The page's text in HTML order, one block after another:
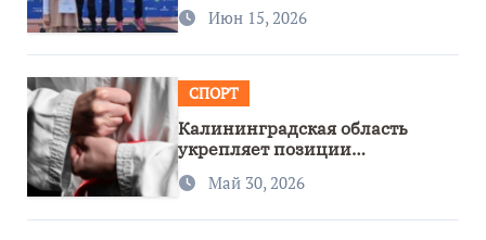
Июн 15, 2026
СПОРТ
Калининградская область
укрепляет позиции
спортивного региона
Май 30, 2026